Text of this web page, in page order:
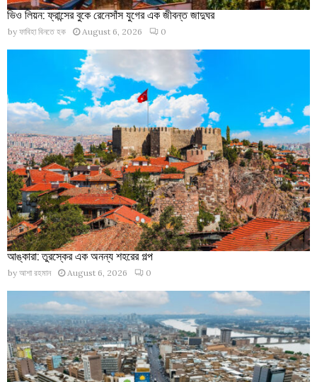
ভিও লিয়ন: ফ্রান্সের বুকে রেনেসাঁস যুগের এক জীবন্ত জাদুঘর
by ফাবিহা বিনতে হক August 6, 2026 0
আঙ্কারা: তুরস্কের এক অনন্য শহরের গল্প
by আশা রহমান August 6, 2026 0